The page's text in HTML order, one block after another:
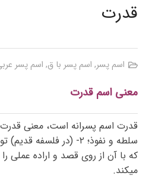
قدرت
اسم پسر, اسم پسر با ق, اسم پسر
معنی اسم قدرت
سلطه و نفوذ؛ ۲- (در
که با آن از روی قصد و اراده عملی
میکند.